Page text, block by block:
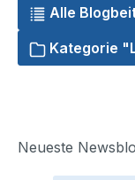
Alle
Kategorie
Neueste